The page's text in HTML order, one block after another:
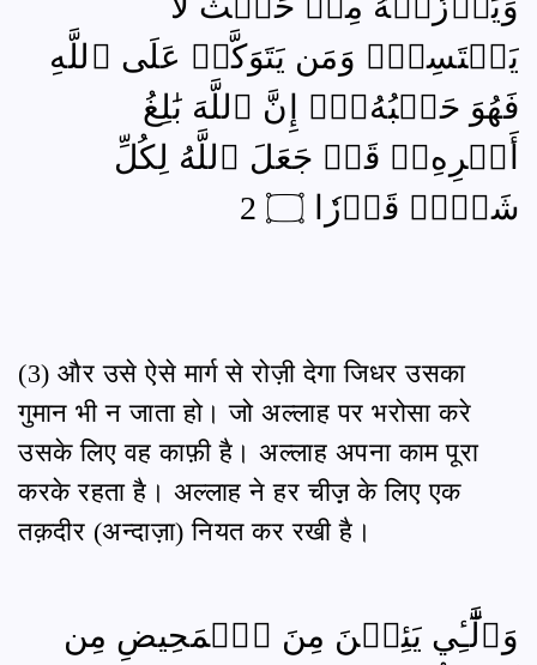
يَحۡتَسِبُۚ وَمَن يَتَوَكَّلۡ عَلَى ٱللَّهِ
فَهُوَ حَسۡبُهُۥٓۚ إِنَّ ٱللَّهَ بَٰلِغُ
أَمۡرِهِۦۚ قَدۡ جَعَلَ ٱللَّهُ لِكُلِّ
شَيۡءٖ قَدۡرٗا ۝ 2
(3) और उसे ऐसे मार्ग से रोज़ी देगा जिधर उसका
गुमान भी न जाता हो। जो अल्लाह पर भरोसा करे
उसके लिए वह काफ़ी है। अल्लाह अपना काम पूरा
करके रहता है। अल्लाह ने हर चीज़़ के लिए एक
तक़दीर (अन्दाज़ा) नियत कर रखी है।
وَٱلَّٰٓـِٔي يَئِسۡنَ مِنَ ٱلۡمَحِيضِ مِن